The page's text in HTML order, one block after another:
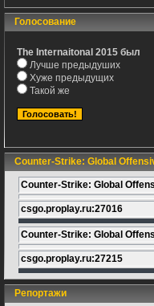
Голосование
The Internaitonal 2015 был
Лучше предыдуших
Хуже предыдущих
Такой же
Counter-Strike: Global
Counter-Strike: Global
csgo.proplay.ru:27016
Counter-Strike: Global
csgo.proplay.ru:27215
Репортажи